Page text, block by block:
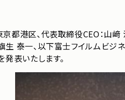
京都港区、代表取締役CEO：山
泰一、以下富士フイルムビジ
発表いたします。